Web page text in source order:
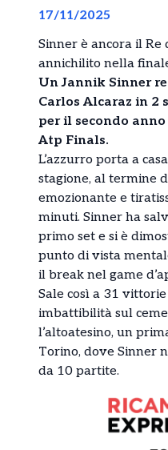
17/11/2025
Sinner è ancora il Re
annichilito nella
Un Jannik Sinner
Carlos Alcaraz in 2
per il secondo
Atp Finals.
L’azzurro porta a
stagione, al termine
emozionante e
minuti. Sinner ha
primo set e si è
punto di vista
il break nel game
Sale così a 31
imbattibilità sul
l’altoatesino, un
Torino, dove Sinner
da 10 partite.